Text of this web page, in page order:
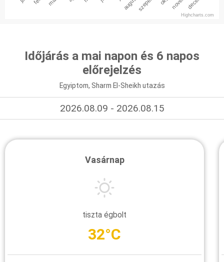
Highcharts.com
Időjárás a mai napon és 6 napos
előrejelzés
Egyiptom, Sharm El-Sheikh utazás
2026.08.09 - 2026.08.15
Vasárnap
tiszta égbolt
32°C